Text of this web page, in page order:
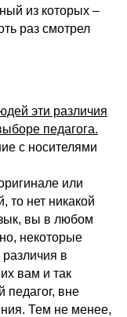
из которых –
раз смотрел
эти различия
педагога.
с носителями
или
то нет никакой
вы в любом
некоторые
в
вам и так
вне
Тем не менее,